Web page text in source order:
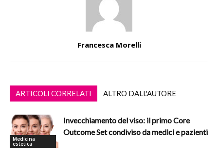
Francesca Morelli
ARTICOLI CORRELATI ALTRO DALL'AUTORE
Medicina
estetica
Invecchiamento del viso: il primo Core
Outcome Set condiviso da medici e pazienti